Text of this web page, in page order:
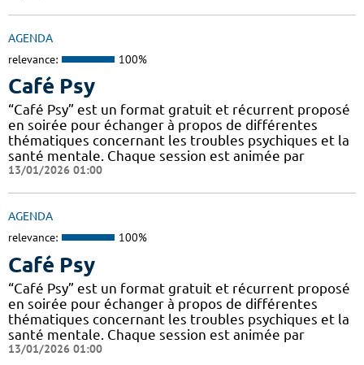
AGENDA
relevance: 100%
Café Psy
“Café Psy” est un format gratuit et récurrent proposé
en soirée pour échanger à propos de différentes
thématiques concernant les troubles psychiques et la
santé mentale. Chaque session est animée par
13/01/2026 01:00
AGENDA
relevance: 100%
Café Psy
“Café Psy” est un format gratuit et récurrent proposé
en soirée pour échanger à propos de différentes
thématiques concernant les troubles psychiques et la
santé mentale. Chaque session est animée par
13/01/2026 01:00